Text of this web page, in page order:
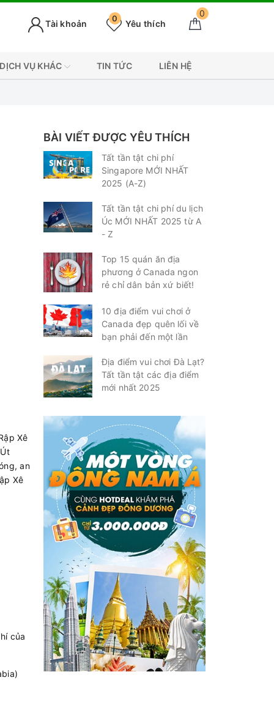
0
Yêu thích
0
Tài khoản
DỊCH VỤ KHÁC TIN TỨC LIÊN HỆ
Xê
an
Xê
của
BÀI VIẾT ĐƯỢC YÊU THÍCH
Tất tần tật chi phí
Singapore MỚI NHẤT
2025 (A-Z)
Tất tần tật chi phí du lịch
Úc MỚI NHẤT 2025 từ A
- Z
Top 15 quán ăn địa
phương ở Canada ngon
rẻ chỉ dân bản xứ biết!
10 địa điểm vui chơi ở
Canada đẹp quên lối về
bạn phải đến một lần
Địa điểm vui chơi Đà Lạt?
Tất tần tật các địa điểm
mới nhất 2025